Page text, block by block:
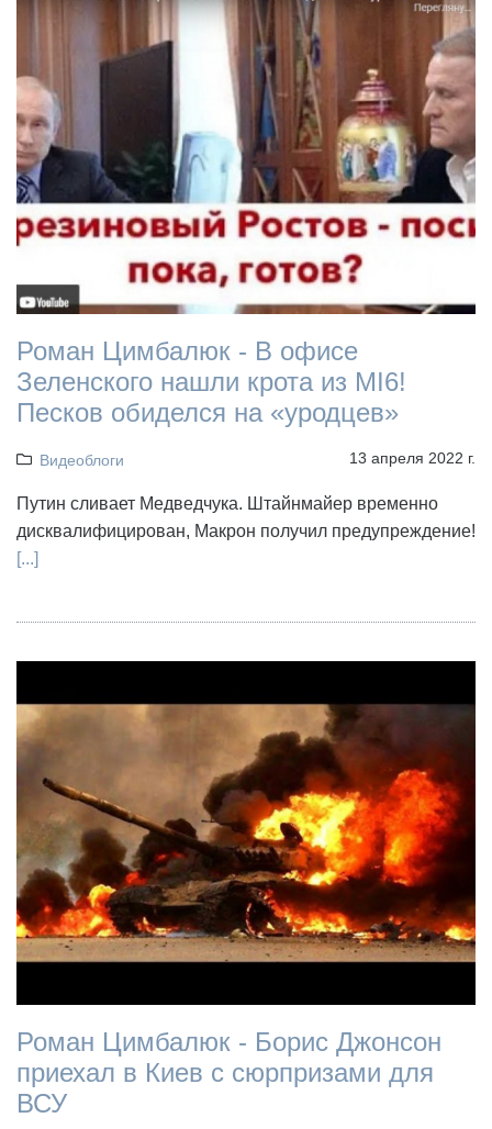
Роман Цимбалюк - В офисе
Зеленского нашли крота из MI6!
Песков обиделся на «уродцев»
Видеоблоги 13 апреля 2022 г.
Путин сливает Медведчука. Штайнмайер временно
дисквалифицирован, Макрон получил предупреждение!
[...]
Роман Цимбалюк - Борис Джонсон
приехал в Киев с сюрпризами для
ВСУ